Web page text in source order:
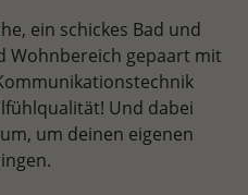
ein schickes Bad und
Wohnbereich gepaart mit
Und dabei
um deinen eigenen